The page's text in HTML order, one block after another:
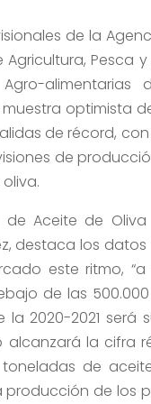
de la
Pesca
optimista
de récord,
de
de Aceite de
destaca los
este ritmo,
de las
2020-2021 será
la cifra
de
de los